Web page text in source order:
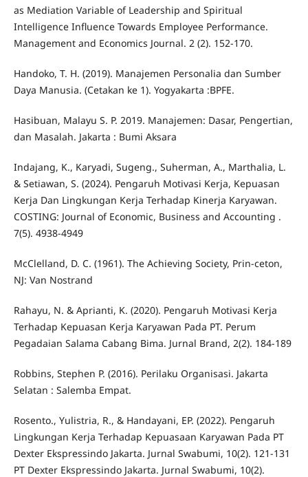
as Mediation Variable of Leadership and Spiritual
Intelligence Influence Towards Employee Performance.
Management and Economics Journal. 2 (2). 152-170.
Handoko, T. H. (2019). Manajemen Personalia dan Sumber
Daya Manusia. (Cetakan ke 1). Yogyakarta :BPFE.
Hasibuan, Malayu S. P. 2019. Manajemen: Dasar, Pengertian,
dan Masalah. Jakarta : Bumi Aksara
Indajang, K., Karyadi, Sugeng., Suherman, A., Marthalia, L.
& Setiawan, S. (2024). Pengaruh Motivasi Kerja, Kepuasan
Kerja Dan Lingkungan Kerja Terhadap Kinerja Karyawan.
COSTING: Journal of Economic, Business and Accounting .
7(5). 4938-4949
McClelland, D. C. (1961). The Achieving Society, Prin-ceton,
NJ: Van Nostrand
Rahayu, N. & Aprianti, K. (2020). Pengaruh Motivasi Kerja
Terhadap Kepuasan Kerja Karyawan Pada PT. Perum
Pegadaian Salama Cabang Bima. Jurnal Brand, 2(2). 184-189
Robbins, Stephen P. (2016). Perilaku Organisasi. Jakarta
Selatan : Salemba Empat.
Rosento., Yulistria, R., & Handayani, EP. (2022). Pengaruh
Lingkungan Kerja Terhadap Kepuasaan Karyawan Pada PT
Dexter Ekspressindo Jakarta. Jurnal Swabumi, 10(2). 121-131
PT Dexter Ekspressindo Jakarta. Jurnal Swabumi, 10(2).